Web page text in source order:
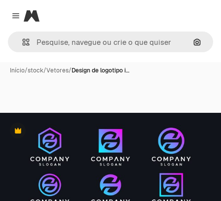
Close menu
Magnific
Início/stock/Vetores/Design de logotipo i…
Premium